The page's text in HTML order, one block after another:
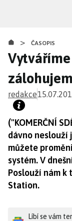
obsahu
> ČASOPIS
redakce
("KOMERČNÍ
dávno neslouží
můžete
systém. V
Poslouží nám k
Station.
Líbí se vám